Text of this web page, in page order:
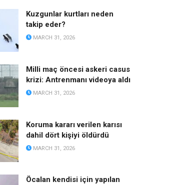
Kuzgunlar kurtları neden
takip eder?
MARCH 31, 2026
Milli maç öncesi askeri casus
krizi: Antrenmanı videoya aldı
MARCH 31, 2026
Koruma kararı verilen karısı
dahil dört kişiyi öldürdü
MARCH 31, 2026
Öcalan kendisi için yapılan